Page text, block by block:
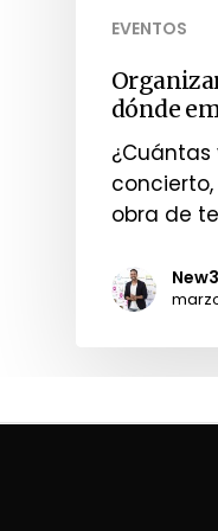
EVENTOS
dónde
obra de